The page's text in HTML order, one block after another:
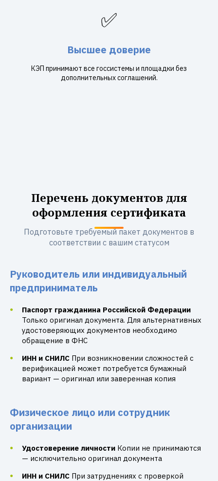
✅
Высшее доверие
КЭП принимают все госсистемы и площадки без
дополнительных соглашений.
Перечень документов для
оформления сертификата
Подготовьте требуемый пакет документов в
соответствии с вашим статусом
Руководитель или индивидуальный
предприниматель
Паспорт гражданина Российской Федерации
Только оригинал документа. Для альтернативных
удостоверяющих документов необходимо
обращение в ФНС
ИНН и СНИЛС При возникновении сложностей с
верификацией может потребуется бумажный
вариант — оригинал или заверенная копия
Физическое лицо или сотрудник
организации
Удостоверение личности Копии не принимаются
— исключительно оригинал документа
ИНН и СНИЛС При затруднениях с проверкой